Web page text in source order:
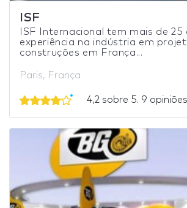
ISF
ISF Internacional tem mais de 25
experiência na indústria em
construções em França...
Paris, França
4,2 sobre 5. 9 opiniões